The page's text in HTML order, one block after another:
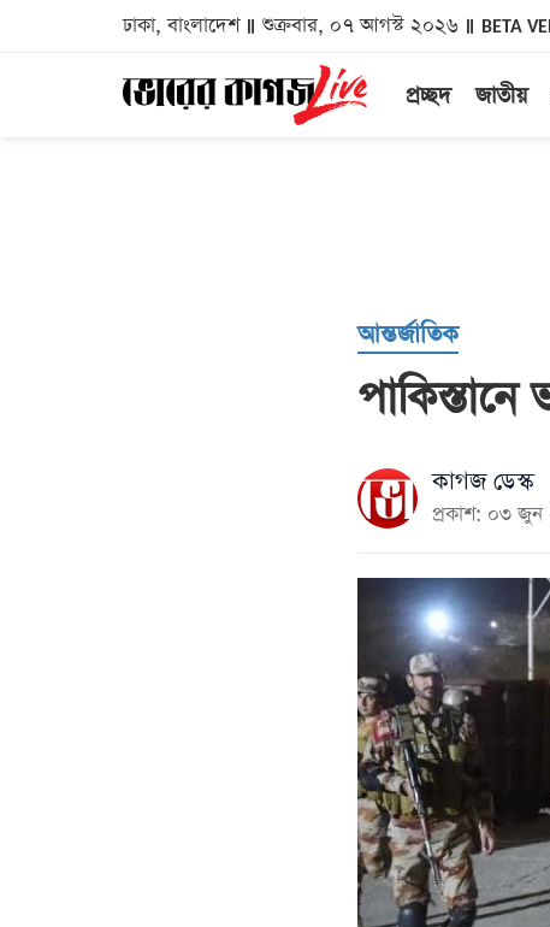
ঢাকা, বাংলাদেশ শুক্রবার, ০৭ আগস্ট ২০২৬ BETA
প্রচ্ছদ জাতীয়
আন্তর্জাতিক
পাকিস্তানে
কাগজ ডেস্ক
প্রকাশ: ০৩